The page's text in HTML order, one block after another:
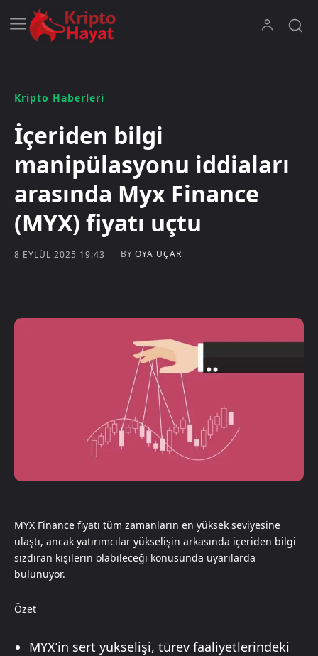
Kripto Haberleri
İçeriden bilgi
manipülasyonu iddiaları
arasında Myx Finance
(MYX) fiyatı uçtu
8 EYLÜL 2025 19:43 BY OYA UÇAR
MYX Finance fiyatı tüm zamanların en yüksek seviyesine
ulaştı, ancak yatırımcılar yükselişin arkasında içeriden bilgi
sızdıran kişilerin olabileceği konusunda uyarılarda
bulunuyor.
Özet
MYX’in sert yükselişi, türev faaliyetlerindeki